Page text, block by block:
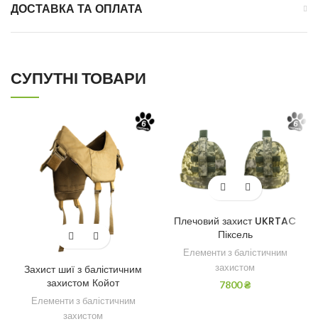
ДОСТАВКА ТА ОПЛАТА
СУПУТНІ ТОВАРИ
Захист шиї з балістичним
захистом Койот
Елементи з балістичним
захистом
Плечовий захист UKRTAC
Піксель
Елементи з балістичним
захистом
7800₴